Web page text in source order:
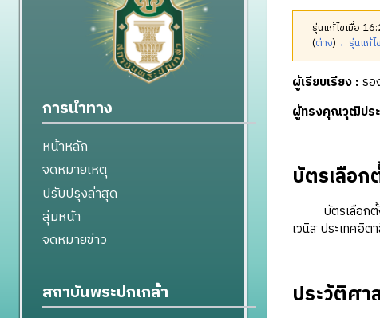
รุ่นแก้ไขเมื่อ
(ต่าง) ←รุ่นแก้ไ
ผู้เรียบเรียง : รอ
ผู้ทรงคุณวุฒิปร
บัตรเลือก
บัตรเลือกตั้งเ
เวนิส ประเทศอิต
ประวัติศ
การนำทาง
หน้าหลัก
จดหมายเหตุ
ปรับปรุงล่าสุด
สุ่มหน้า
จดหมายข่าว
สถาบันพระปกเกล้า